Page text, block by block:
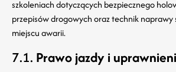
szkoleniach dotyczących bezpiecznego
przepisów drogowych oraz technik
miejscu awarii.
7.1. Prawo jazdy i